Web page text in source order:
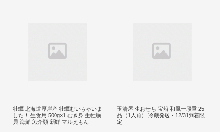
牡蠣 北海道厚岸産 牡蠣むいちゃいま
した！ 生食用 500g×1 むき身 生牡蠣
貝 海鮮 魚介類 新鮮 マルえもん
玉清屋 生おせち 宝船 和風一段重 25
品（1人前） 冷蔵発送・12/31到着限
定